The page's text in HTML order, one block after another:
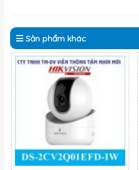
Sản phẩm khác